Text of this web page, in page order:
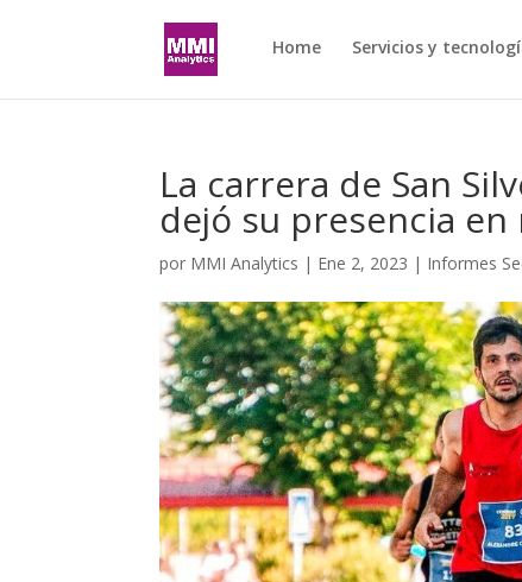
Home Servicios y
La carrera de San
dejó su presencia en
por MMI Analytics | Ene 2, 2023 | Informes